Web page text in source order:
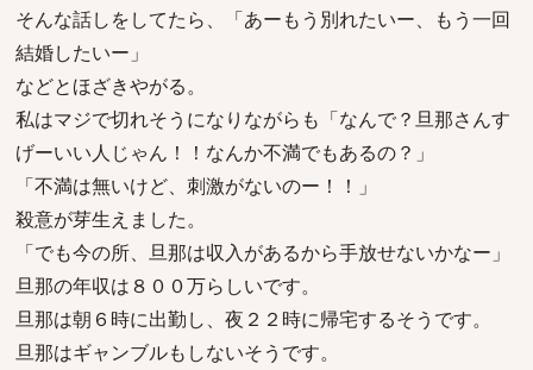
そんな話しをしてたら、「あーもう別れたいー、もう一回
結婚したいー」
などとほざきやがる。
私はマジで切れそうになりながらも「なんで？旦那さんす
げーいい人じゃん！！なんか不満でもあるの？」
「不満は無いけど、刺激がないのー！！」
殺意が芽生えました。
「でも今の所、旦那は収入があるから手放せないかなー」
旦那の年収は８００万らしいです。
旦那は朝６時に出勤し、夜２２時に帰宅するそうです。
旦那はギャンブルもしないそうです。